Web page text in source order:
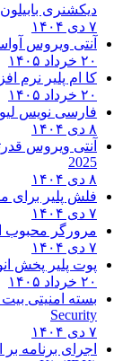
دیکشنری بابیلون NG - فرهنگ لغت کامپیوتر
۷ دی ۱۴۰۴
آنتی ویروس
۲۰ خرداد ۱۴۰۵
کا ام پلیر نرم
۲۰ خرداد ۱۴۰۵
فارسی نویس
۸ دی ۱۴۰۴
آنتی ویروس
2025
۸ دی ۱۴۰۴
فلش پلیر برای
۷ دی ۱۴۰۴
مرورگر محبوب
۷ دی ۱۴۰۴
پوت پلیر پخش
۲۰ خرداد ۱۴۰۵
بسته امنیتی
Security
۷ دی ۱۴۰۴
اجرای برنامه